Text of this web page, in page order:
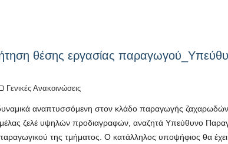
θέσης εργασίας
Γενικές Ανακοινώσεις
αναπτυσσόμενη στον κλάδο παραγωγής ζαχαρωδών
ζελέ υψηλών προδιαγραφών, αναζητά Υπεύθυνο
της τμήματος. Ο κατάλληλος υποψήφιος θα